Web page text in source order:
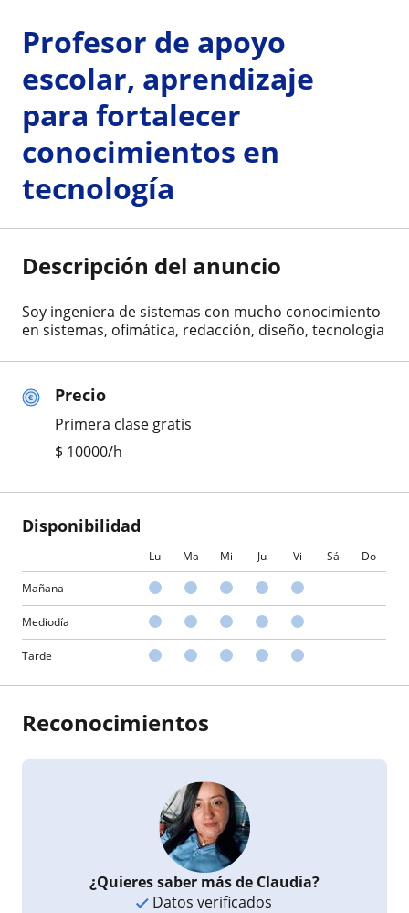
Precio
Primera clase gratis
$ 10000/h
Disponibilidad
Lu Ma Mi Ju Vi Sá Do
Mañana
Mediodía
Tarde
Profesor de apoyo
escolar, aprendizaje
para fortalecer
conocimientos en
tecnología
Descripción del anuncio
Soy ingeniera de sistemas con mucho conocimiento
en sistemas, ofimática, redacción, diseño, tecnologia
Reconocimientos
¿Quieres saber más de Claudia?
Datos verificados